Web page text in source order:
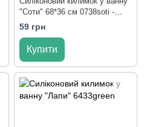
"Соти" 68*36 см 0738soti -
sil/red
59 грн
Купити